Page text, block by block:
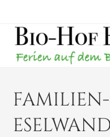
FAMILIEN-